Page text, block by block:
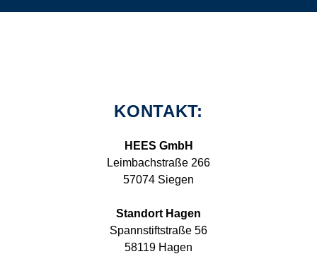
KONTAKT:
HEES GmbH
Leimbachstraße 266
57074 Siegen
Standort Hagen
Spannstiftstraße 56
58119 Hagen